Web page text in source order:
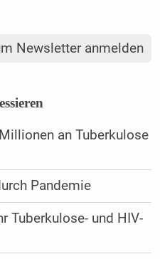
Newsletter anmelden
an Tuberkulose
Pandemie
Tuberkulose- und HIV-